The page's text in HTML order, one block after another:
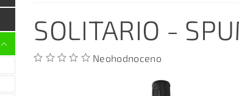
BALENÍ
SOLITARIO -
Neohodnoceno